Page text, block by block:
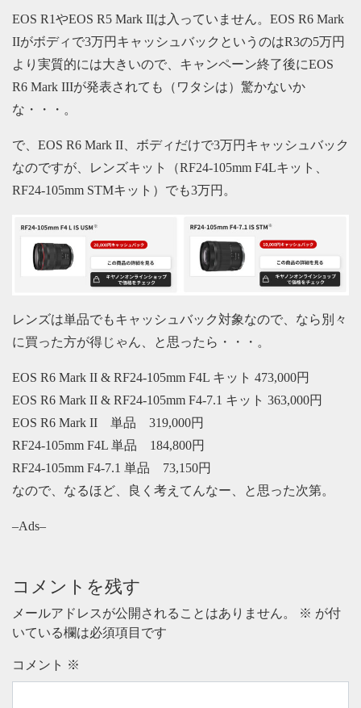
EOS R1やEOS R5 Mark IIは入っていません。EOS R6 Mark
IIがボディで3万円キャッシュバックというのはR3の5万円
より実質的には大きいので、キャンペーン終了後にEOS
R6 Mark IIIが発表されても（ワタシは）驚かないか
な・・・。
で、EOS R6 Mark II、ボディだけで3万円キャッシュバック
なのですが、レンズキット（RF24-105mm F4Lキット、
RF24-105mm STMキット）でも3万円。
レンズは単品でもキャッシュバック対象なので、なら別々
に買った方が得じゃん、と思ったら・・・。
EOS R6 Mark II & RF24-105mm F4L キット 473,000円
EOS R6 Mark II & RF24-105mm F4-7.1 キット 363,000円
EOS R6 Mark II 単品 319,000円
RF24-105mm F4L 単品 184,800円
RF24-105mm F4-7.1 単品 73,150円
なので、なるほど、良く考えてんなー、と思った次第。
–Ads–
コメントを残す
メールアドレスが公開されることはありません。 ※ が付
いている欄は必須項目です
コメント ※